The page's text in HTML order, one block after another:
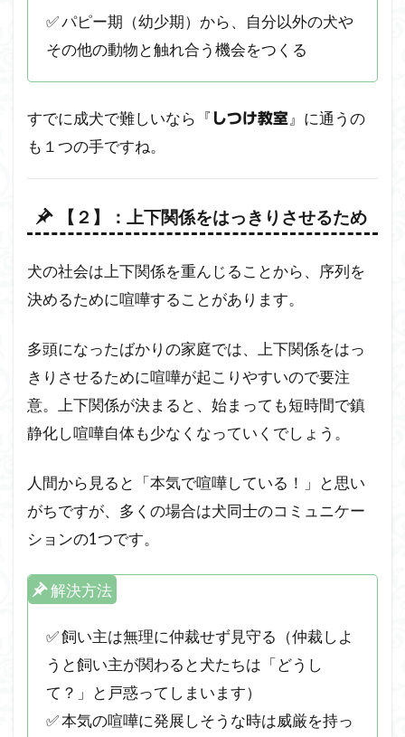
✅ パピー期（幼少期）から、自分以外の犬や
その他の動物と触れ合う機会をつくる
すでに成犬で難しいなら『 しつけ教室 』に通うの
も１つの手ですね。
【２】：上下関係をはっきりさせるため
犬の社会は上下関係を重んじることから、序列を
決めるために喧嘩することがあります。
多頭になったばかりの家庭では、上下関係をはっ
きりさせるために喧嘩が起こりやすいので要注
意。上下関係が決まると、始まっても短時間で鎮
静化し喧嘩自体も少なくなっていくでしょう。
人間から見ると「本気で喧嘩している！」と思い
がちですが、多くの場合は犬同士のコミュニケー
ションの1つです。
解決方法
✅ 飼い主は無理に仲裁せず見守る（仲裁しよ
うと飼い主が関わると犬たちは「どうし
て？」と戸惑ってしまいます）
✅ 本気の喧嘩に発展しそうな時は威厳を持っ